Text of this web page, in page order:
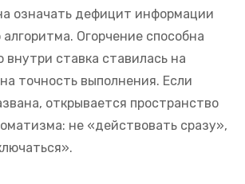
означать дефицит информации
алгоритма. Огорчение способна
внутри ставка ставилась на
точность выполнения. Если
открывается пространство
не «действовать сразу»,